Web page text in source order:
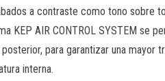
a contraste como tono sobre
KEP AIR CONTROL SYSTEM se
para garantizar una mayor
interna.